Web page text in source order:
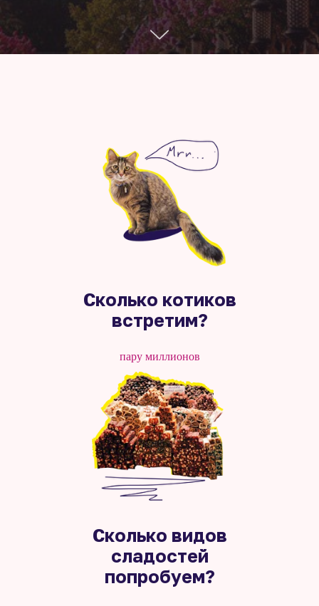
Сколько котиков
встретим?
пару миллионов
Сколько видов
сладостей
попробуем?